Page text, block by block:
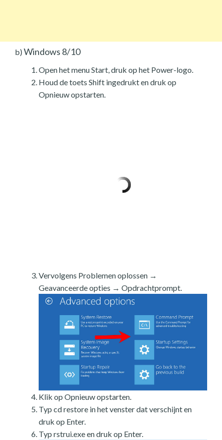
b) Windows 8/10
Open het menu Start, druk op het Power-logo.
Houd de toets Shift ingedrukt en druk op
Opnieuw opstarten.
Vervolgens Problemen oplossen →
Geavanceerde opties → Opdrachtprompt.
Klik op Opnieuw opstarten.
Typ cd restore in het venster dat verschijnt en
druk op Enter.
Typ rstrui.exe en druk op Enter.